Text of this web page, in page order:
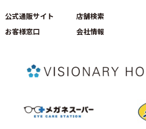
公式通販サイト 店舗検索
お客様窓口
会社情報